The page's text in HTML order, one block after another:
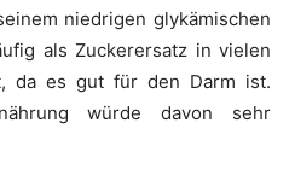
niedrigen glykämischen
als Zuckerersatz in vielen
da es gut für den Darm ist.
würde davon sehr